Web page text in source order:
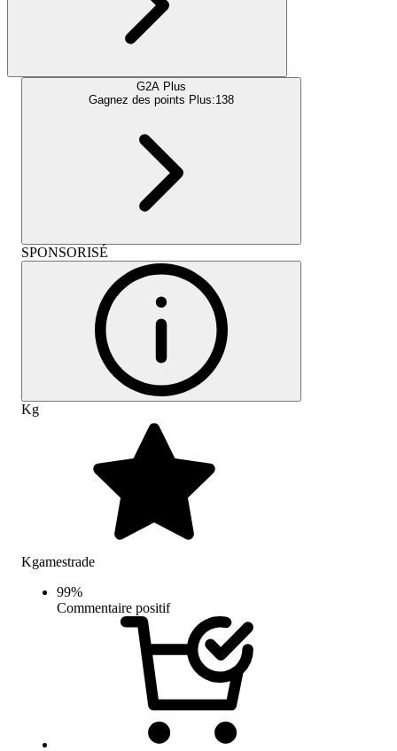
G2A Plus
Gagnez des points Plus:138
SPONSORISÉ
Kg
Kgamestrade
99%
Commentaire positif